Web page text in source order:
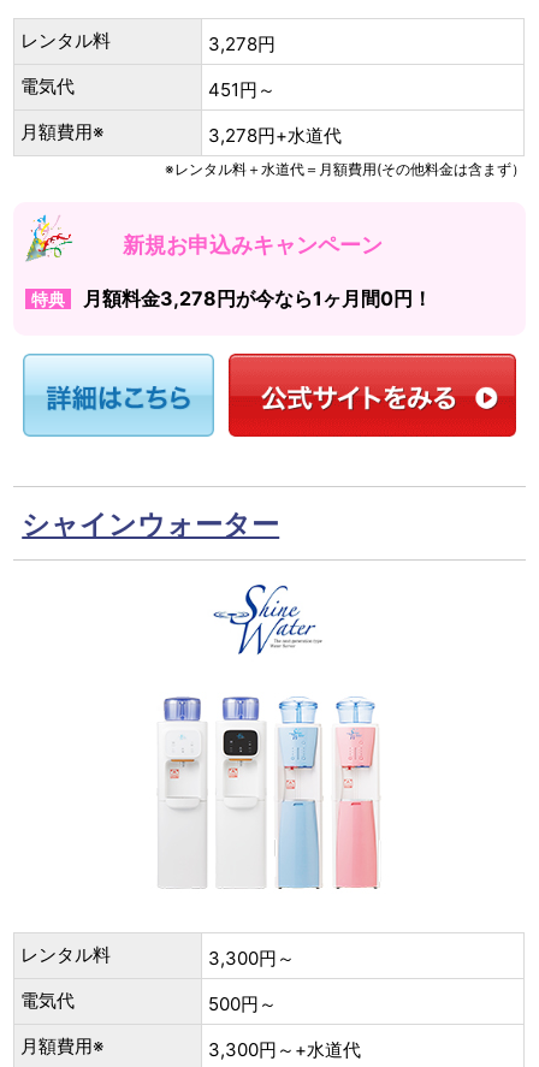
レンタル料
3,278円
電気代
451円～
月額費用※
3,278円+水道代
※レンタル料＋水道代＝月額費用(その他料金は含まず）
新規お申込みキャンペーン
特典 月額料金3,278円が今なら1ヶ月間0円！
シャインウォーター
レンタル料
3,300円～
電気代
500円～
月額費用※
3,300円～+水道代